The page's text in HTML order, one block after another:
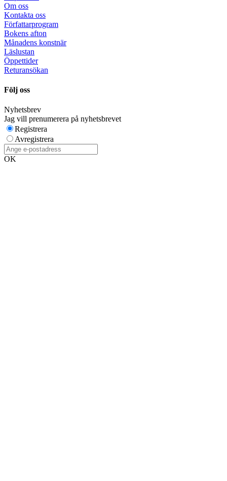
Om oss
Kontakta oss
Författarprogram
Bokens afton
Månadens konstnär
Läslustan
Öppettider
Returansökan
Följ oss
Nyhetsbrev
Jag vill prenumerera på nyhetsbrevet
Registrera
Avregistrera
OK